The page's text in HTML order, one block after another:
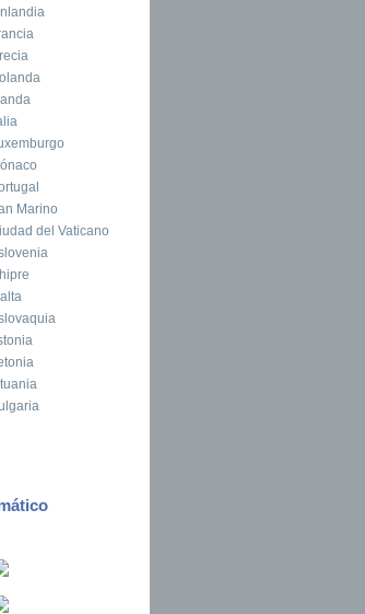
Marino
del Vaticano